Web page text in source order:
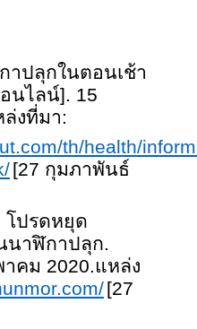
าปลุกในตอนเช้า
นไลน์]. 15
งที่มา:
th/health/
[27 กุมภาพันธ์
โปรดหยุด
นาฬิกาปลุก.
คม 2020.แหล่ง
[27